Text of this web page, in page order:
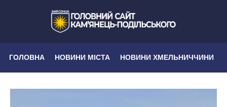
ГОЛОВНА НОВИНИ МІСТА НОВИНИ ХМЕЛЬНИЧЧИНИ